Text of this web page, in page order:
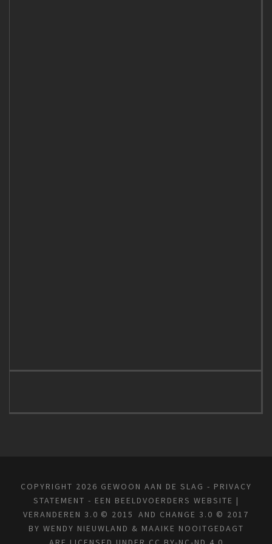
COPYRIGHT 2026 GEWOON AAN DE SLAG - PRIVACY
STATEMENT - EEN BEELDVOERDERS WEBSITE |
VERANDEREN 3.0 © 2015 AND CHANGE 3.0 © 2017
BY WENDY NIEUWLAND & MAAIKE NOOITGEDAGT